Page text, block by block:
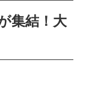
集結！大